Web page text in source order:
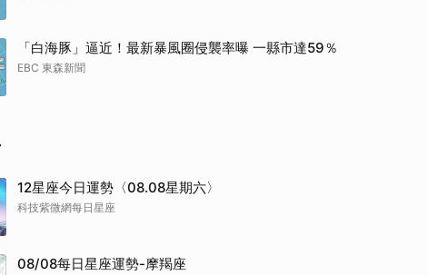
「白海豚」逼近！最新暴風圈侵襲率曝 一縣市達59％
EBC 東森新聞
12星座今日運勢〈08.08星期六〉
科技紫微網每日星座
08/08每日星座運勢-摩羯座